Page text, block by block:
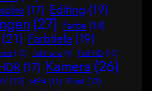
(17) Editing (19)
(27) Farbe (14)
(21) Farbtiefe (19)
(10) Full-Frame (9) Full HD (10)
(17) Kamera (26)
(12) MP4 (11) Pixel (12)